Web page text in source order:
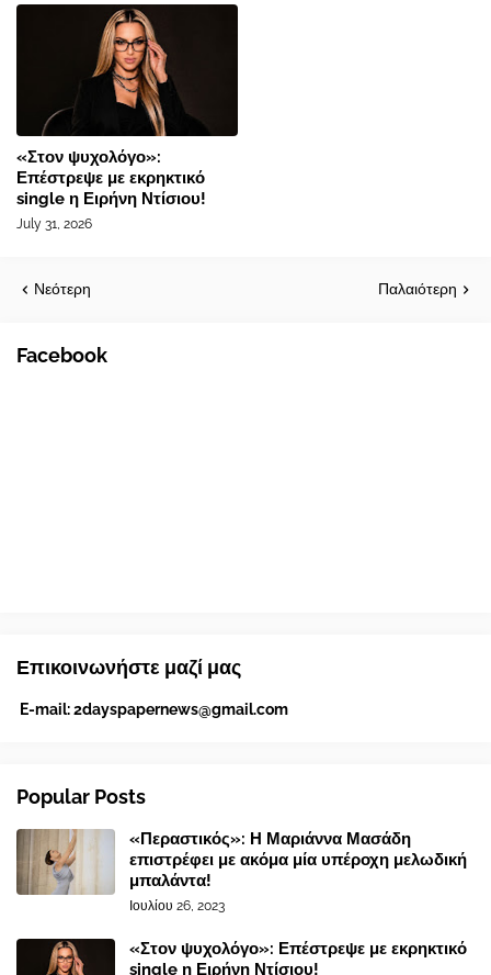
«Στον ψυχολόγο»:
Επέστρεψε με εκρηκτικό
single η Ειρήνη Ντίσιου!
July 31, 2026
Νεότερη Παλαιότερη
Facebook
Επικοινωνήστε μαζί μας
E-mail:2dayspapernews@gmail.com
Popular Posts
«Περαστικός»: Η Μαριάννα Μασάδη
επιστρέφει με ακόμα μία υπέροχη μελωδική
μπαλάντα!
Ιουλίου 26, 2023
«Στον ψυχολόγο»: Επέστρεψε με εκρηκτικό
single η Ειρήνη Ντίσιου!